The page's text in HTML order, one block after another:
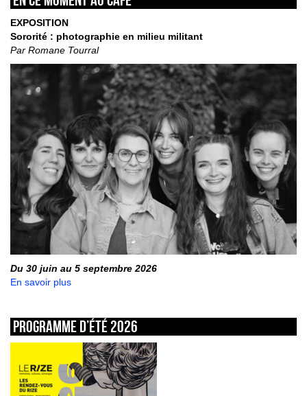
EXPOSITION
Sororité : photographie en milieu militant
Par Romane Tourral
Du 30 juin au 5 septembre 2026
En savoir plus
Programme d’été 2026